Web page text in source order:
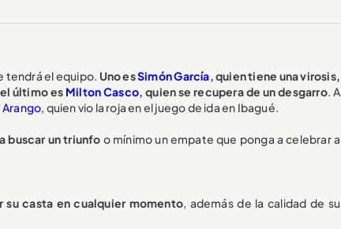
tendrá el equipo. Uno esSimón García , quien tiene una virosis,
último es Milton Casco , quien se recupera de un desgarro. A
Arango , quien vio la roja en el juego de ida en Ibagué.
buscar un triunfo o mínimo un empate que ponga a celebrar a
su casta en cualquier momento , además de la calidad de su